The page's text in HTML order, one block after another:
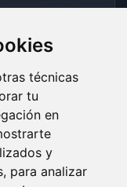
técnicas
tu
en
y
para analizar